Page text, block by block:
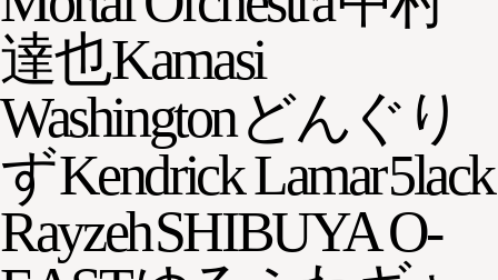
達也Kamasi
Washingtonどんぐり
ずKendrick Lamar5lack
RayzehSHIBUYA O-